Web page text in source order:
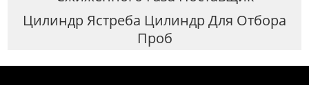
Цилиндр Ястреба Цилиндр Для Отбора
Проб